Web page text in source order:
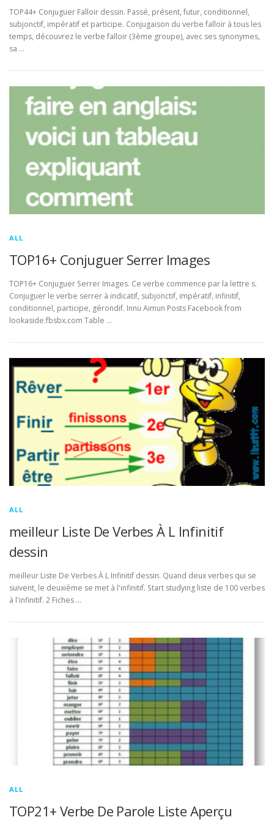
TOP44+ Conjuguer Falloir dessin. Passé, présent, futur, conditionnel,
subjonctif, impératif et participe. Conjugaison du verbe falloir à tous les
temps, découvrez le verbe falloir (3ème groupe), avec ses synonymes,
sa …
ALL
TOP16+ Conjuguer Serrer Images
TOP16+ Conjuguer Serrer Images. Ce verbe commence par la lettre s.
Conjuguer le verbe serrer à indicatif, subjonctif, impératif, infinitif,
conditionnel, participe, gérondif. Innu Aimun Posts Facebook from
lookaside.fbsbx.com Table …
ALL
meilleur Liste De Verbes À L Infinitif
dessin
meilleur Liste De Verbes À L Infinitif dessin. Quand deux verbes qui se
suivent, le deuxième se met à l'infinitif. Start studying liste de 100 verbes
à l'infinitif. 2 Fiches …
ALL
TOP21+ Verbe De Parole Liste Aperçu